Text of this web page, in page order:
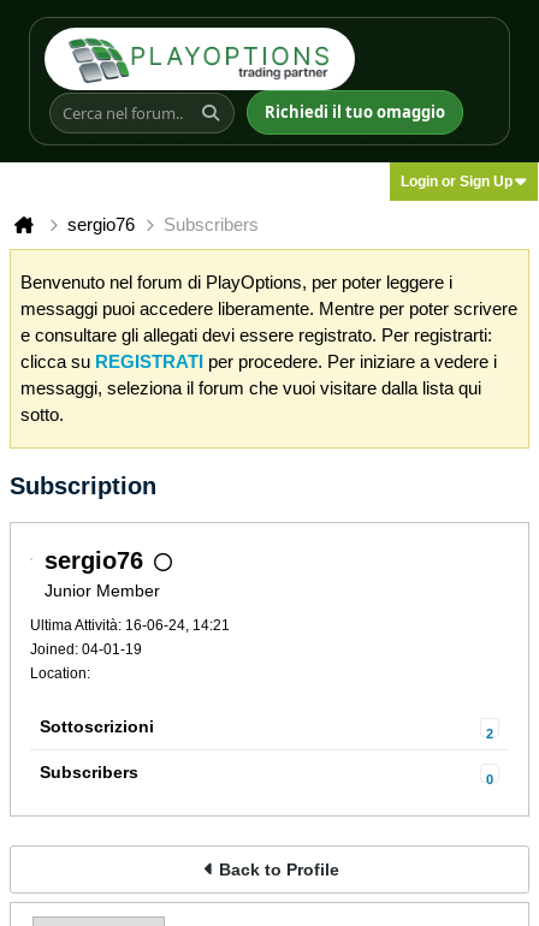
Richiedi il tuo omaggio
Login or Sign Up
sergio76 Subscribers
Benvenuto nel forum di PlayOptions, per poter leggere i
messaggi puoi accedere liberamente. Mentre per poter scrivere
e consultare gli allegati devi essere registrato. Per registrarti:
clicca su REGISTRATI per procedere. Per iniziare a vedere i
messaggi, seleziona il forum che vuoi visitare dalla lista qui
sotto.
Subscription
sergio76
Junior Member
Ultima Attività: 16-06-24, 14:21
Joined: 04-01-19
Location:
Sottoscrizioni 2
Subscribers 0
Back to Profile